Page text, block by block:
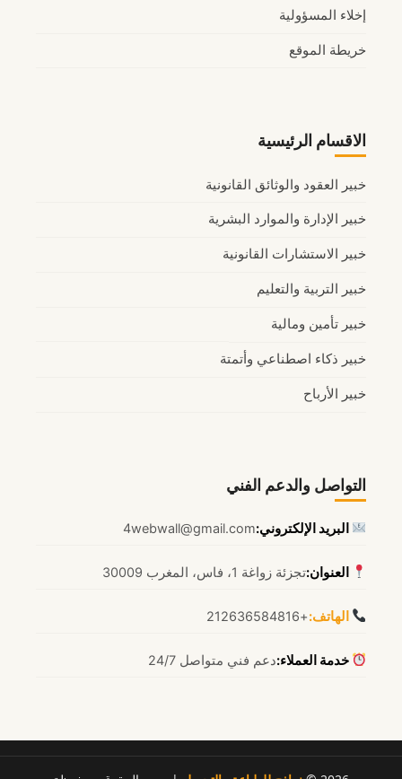
إخلاء المسؤولية
خريطة الموقع
الاقسام الرئيسية
خبير العقود والوثائق القانونية
خبير الإدارة والموارد البشرية
خبير الاستشارات القانونية
خبير التربية والتعليم
خبير تأمين ومالية
خبير ذكاء اصطناعي وأتمتة
خبير الأرباح
التواصل والدعم الفني
البريد الإلكتروني:4webwall@gmail.com
العنوان:تجزئة زواغة 1، فاس، المغرب 30009
الهاتف:+212636584816
خدمة العملاء:دعم فني متواصل 24/7